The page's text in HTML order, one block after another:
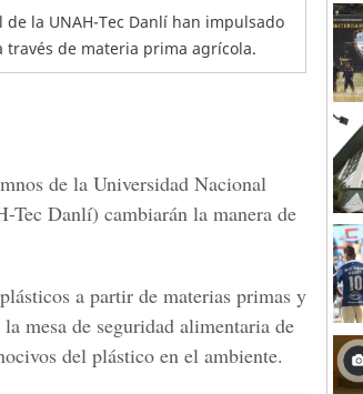
la UNAH-Tec Danlí han impulsado
de materia prima agrícola.
de la Universidad Nacional
Tec Danlí) cambiarán la manera de
a partir de materias primas y
la mesa de seguridad alimentaria de
del plástico en el ambiente.